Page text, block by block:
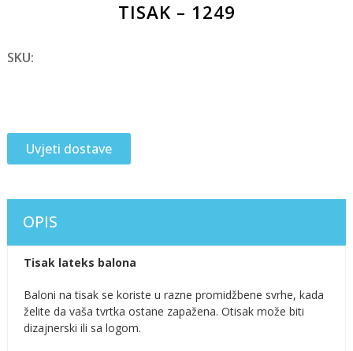
TISAK – 1249
SKU:
Uvjeti dostave
OPIS
Tisak lateks balona
Baloni na tisak se koriste u razne promidžbene svrhe, kada
želite da vaša tvrtka ostane zapažena. Otisak može biti
dizajnerski ili sa logom.